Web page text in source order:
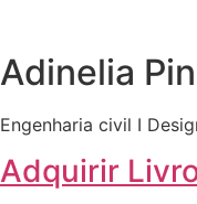
Adinelia
Engenharia civil I
Adquirir